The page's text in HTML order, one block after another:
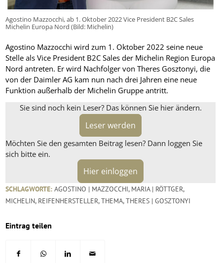
Agostino Mazzocchi, ab 1. Oktober 2022 Vice President B2C Sales
Michelin Europa Nord (Bild: Michelin)
Agostino Mazzocchi wird zum 1. Oktober 2022 seine neue
Stelle als Vice President B2C Sales der Michelin Region Europa
Nord antreten. Er wird Nachfolger von Theres Gosztonyi, die
von der Daimler AG kam nun nach drei Jahren eine neue
Funktion außerhalb der Michelin Gruppe antritt.
Sie sind noch kein Leser? Das können Sie hier ändern.
Leser werden
Möchten Sie den gesamten Beitrag lesen? Dann loggen Sie
sich bitte ein.
Hier einloggen
SCHLAGWORTE: AGOSTINO | MAZZOCCHI, MARIA | RÖTTGER,
MICHELIN, REIFENHERSTELLER,THEMA,THERES | GOSZTONYI
Eintrag teilen